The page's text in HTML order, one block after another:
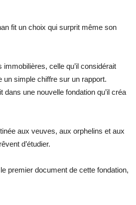
fit un choix qui surprit même son
immobilières, celle qu’il considérait
simple chiffre sur un rapport.
dans une nouvelle fondation qu’il créa
aux veuves, aux orphelins et aux
d’étudier.
premier document de cette fondation,